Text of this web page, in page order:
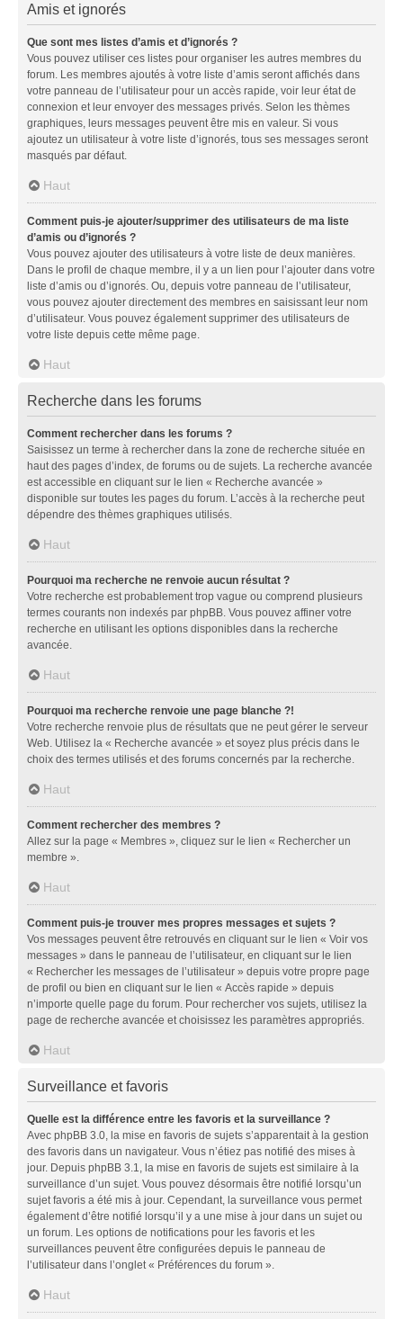
Amis et ignorés
Que sont mes listes d’amis et d’ignorés ?
Vous pouvez utiliser ces listes pour organiser les autres membres du
forum. Les membres ajoutés à votre liste d’amis seront affichés dans
votre panneau de l’utilisateur pour un accès rapide, voir leur état de
connexion et leur envoyer des messages privés. Selon les thèmes
graphiques, leurs messages peuvent être mis en valeur. Si vous
ajoutez un utilisateur à votre liste d’ignorés, tous ses messages seront
masqués par défaut.
Haut
Comment puis-je ajouter/supprimer des utilisateurs de ma liste
d’amis ou d’ignorés ?
Vous pouvez ajouter des utilisateurs à votre liste de deux manières.
Dans le profil de chaque membre, il y a un lien pour l’ajouter dans votre
liste d’amis ou d’ignorés. Ou, depuis votre panneau de l’utilisateur,
vous pouvez ajouter directement des membres en saisissant leur nom
d’utilisateur. Vous pouvez également supprimer des utilisateurs de
votre liste depuis cette même page.
Haut
Recherche dans les forums
Comment rechercher dans les forums ?
Saisissez un terme à rechercher dans la zone de recherche située en
haut des pages d’index, de forums ou de sujets. La recherche avancée
est accessible en cliquant sur le lien « Recherche avancée »
disponible sur toutes les pages du forum. L’accès à la recherche peut
dépendre des thèmes graphiques utilisés.
Haut
Pourquoi ma recherche ne renvoie aucun résultat ?
Votre recherche est probablement trop vague ou comprend plusieurs
termes courants non indexés par phpBB. Vous pouvez affiner votre
recherche en utilisant les options disponibles dans la recherche
avancée.
Haut
Pourquoi ma recherche renvoie une page blanche ?!
Votre recherche renvoie plus de résultats que ne peut gérer le serveur
Web. Utilisez la « Recherche avancée » et soyez plus précis dans le
choix des termes utilisés et des forums concernés par la recherche.
Haut
Comment rechercher des membres ?
Allez sur la page « Membres », cliquez sur le lien « Rechercher un
membre ».
Haut
Comment puis-je trouver mes propres messages et sujets ?
Vos messages peuvent être retrouvés en cliquant sur le lien « Voir vos
messages » dans le panneau de l’utilisateur, en cliquant sur le lien
« Rechercher les messages de l’utilisateur » depuis votre propre page
de profil ou bien en cliquant sur le lien « Accès rapide » depuis
n’importe quelle page du forum. Pour rechercher vos sujets, utilisez la
page de recherche avancée et choisissez les paramètres appropriés.
Haut
Surveillance et favoris
Quelle est la différence entre les favoris et la surveillance ?
Avec phpBB 3.0, la mise en favoris de sujets s’apparentait à la gestion
des favoris dans un navigateur. Vous n’étiez pas notifié des mises à
jour. Depuis phpBB 3.1, la mise en favoris de sujets est similaire à la
surveillance d’un sujet. Vous pouvez désormais être notifié lorsqu’un
sujet favoris a été mis à jour. Cependant, la surveillance vous permet
également d’être notifié lorsqu’il y a une mise à jour dans un sujet ou
un forum. Les options de notifications pour les favoris et les
surveillances peuvent être configurées depuis le panneau de
l’utilisateur dans l’onglet « Préférences du forum ».
Haut